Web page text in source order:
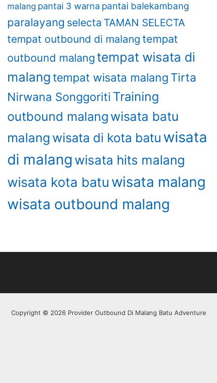
malang pantai 3 warna pantai balekambang
paralayang selecta TAMAN SELECTA
tempat outbound di malang tempat
outbound malangtempat wisata di
malang tempat wisata malang Tirta
Nirwana Songgoriti Training
outbound malang wisata batu
malang wisata di kota batu wisata
di malang wisata hits malang
wisata kota batu wisata malang
wisata outbound malang
Copyright © 2026 Provider Outbound Di Malang Batu Adventure